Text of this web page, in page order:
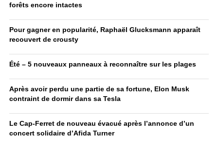
forêts encore intactes
Pour gagner en popularité, Raphaël Glucksmann apparaît
recouvert de crousty
Été – 5 nouveaux panneaux à reconnaître sur les plages
Après avoir perdu une partie de sa fortune, Elon Musk
contraint de dormir dans sa Tesla
Le Cap-Ferret de nouveau évacué après l’annonce d’un
concert solidaire d’Afida Turner